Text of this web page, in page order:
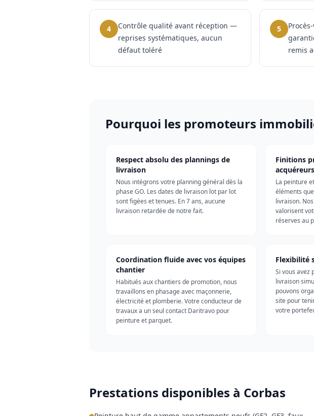
4
Contrôle qualité avant réception —
reprises systématiques, aucun
défaut toléré
5
remis
Pourquoi les promoteurs
Respect absolu des plannings de
livraison
Nous intégrons votre planning général dès la
phase GO. Les dates de livraison lot par lot
sont figées et tenues. En 7 ans, aucune
livraison retardée de notre fait.
Finitions
La peinture
éléments
livraison.
valorisent
réserves au
Coordination fluide avec vos équipes
chantier
Habitués aux chantiers de promotion, nous
travaillons en phasage avec maçonnerie,
électricité et plomberie. Votre conducteur de
travaux a un seul contact Daritravo pour
peinture et parquet.
Flexibilité
Si vous avez
livraison
pouvons
site pour
votre
Prestations disponibles à Corbas